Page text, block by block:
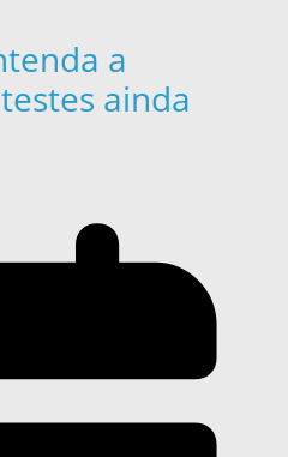
a
ainda